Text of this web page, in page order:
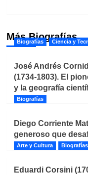
Más Biografías
Biografías Ciencia y
José Andrés
(1734-1803). El
y la geografía
Biografías
Diego Corriente
generoso que
Arte y Cultura Biografías
Eduardi Corsini